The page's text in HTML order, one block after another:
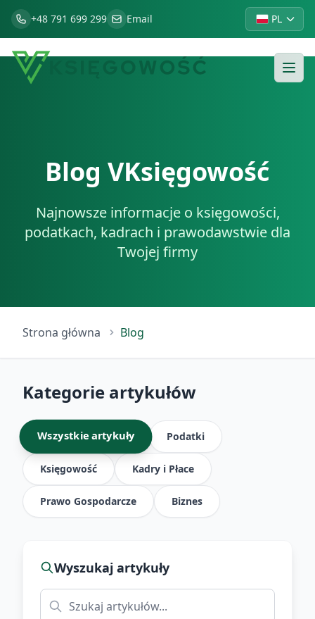
+48 791 699 299 Email PL
Blog VKsięgowość
Najnowsze informacje o księgowości,
podatkach, kadrach i prawodawstwie dla
Twojej firmy
Strona główna Blog
Kategorie artykułów
Wszystkie artykuły Podatki
Księgowość Kadry i Płace
Prawo Gospodarcze Biznes
Wyszukaj artykuły